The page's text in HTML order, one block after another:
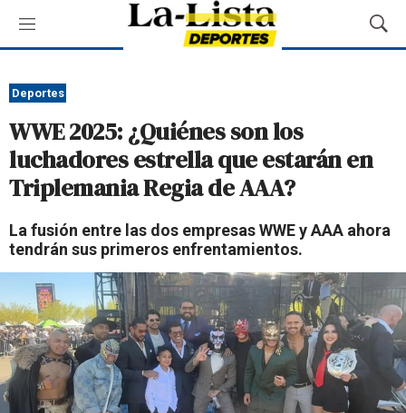
M
e
ú
M
o
q
u
a
Deportes
WWE 2025: ¿Quiénes son los
luchadores estrella que estarán en
Triplemania Regia de AAA?
La fusión entre las dos empresas WWE y AAA ahora
tendrán sus primeros enfrentamientos.